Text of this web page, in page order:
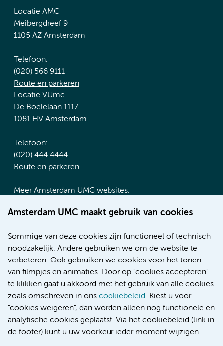
Amsterdam UMC maakt gebruik van cookies
Sommige van deze cookies zijn functioneel of technisch
noodzakelijk. Andere gebruiken we om de website te
verbeteren. Ook gebruiken we cookies voor het tonen
van filmpjes en animaties. Door op "cookies accepteren"
te klikken gaat u akkoord met het gebruik van alle cookies
zoals omschreven in ons cookiebeleid. Kiest u voor
"cookies weigeren", dan worden alleen nog functionele en
analytische cookies geplaatst. Via het cookiebeleid (link in
de footer) kunt u uw voorkeur ieder moment wijzigen.
Locatie AMC
Meibergdreef 9
1105 AZ Amsterdam
Telefoon:
(020) 566 9111
Route en parkeren
Locatie VUmc
De Boelelaan 1117
1081 HV Amsterdam
Telefoon:
(020) 444 4444
Route en parkeren
Meer Amsterdam UMC websites:
Werken bij Amsterdam UMC
Nieuws
Research
Educatie locatie AMC
Educatie locatie VUmc
Verwijzen & diagnostiek